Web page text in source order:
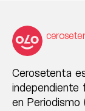
Cerosetenta
independiente
en Periodismo